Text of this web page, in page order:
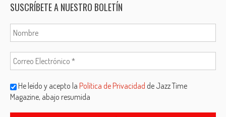
SUSCRÍBETE A NUESTRO BOLETÍN
He leído y acepto laPolítica de Privacidad de Jazz Time
Magazine, abajo resumida